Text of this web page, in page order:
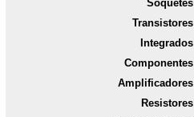
Soquetes
Transistores
Integrados
Componentes
Amplificadores
Resistores